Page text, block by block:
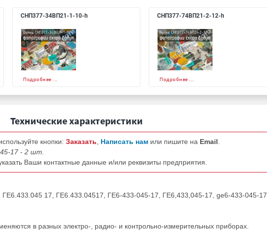
СНП377-34ВП21-1-10-h
Подробнее ...
СНП377-74ВП21-2-12-h
Подробнее ...
Технические характеристики
кнопки: Заказать Написать нам или пишите на Email
17 - 2 шт.
Ваши контактные данные и/или реквизиты предприятия.
ГЕ6.433.045 17, ГЕ6.433.04517, ГЕ6-433-045-17, ГЕ6,433,045-17, ge6-433-045-17,
в разных электро-, радио- и контрольно-измерительных приборах.